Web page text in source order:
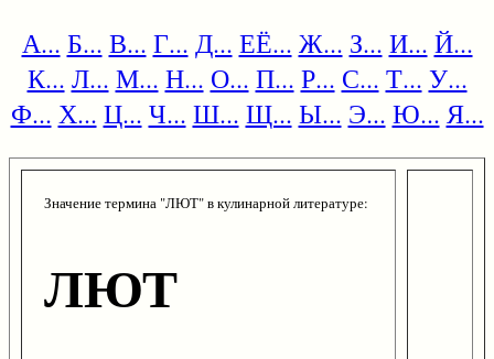
А... Б... В... Г... Д... ЕЁ... Ж... З... И... Й...
К... Л... М... Н... О... П... Р... С... Т... У...
Ф... Х... Ц... Ч... Ш... Щ... Ы... Э... Ю... Я...
Значение термина "ЛЮТ" в кулинарной литературе:
ЛЮТ